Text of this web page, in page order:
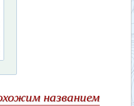
названием